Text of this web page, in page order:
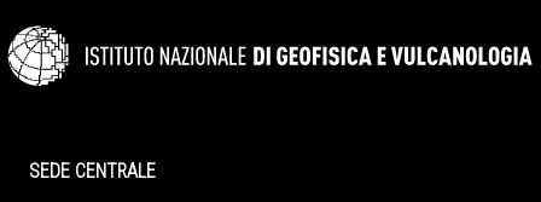
SEDE CENTRALE